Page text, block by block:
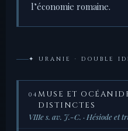
l’économie romaine.
✦ URANIE · DOUBLE
04 MUSE ET
DISTINCTES
VIIIe s. av. J.-C. · Hésiode et